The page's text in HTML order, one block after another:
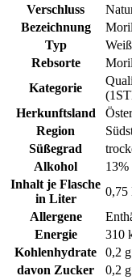
Verschluss
Bezeichnung
Typ
Rebsorte
Kategorie
Herkunftsland
Region
Süßegrad
Alkohol
13%
Inhalt je Flasche
in Liter
0,75
Allergene
Energie
310
Kohlenhydrate
0,2 g
davon Zucker
0,2 g